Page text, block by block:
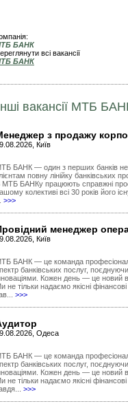
БАНК
всі вакансії
БАНК
вакансії МТБ
з продажу
Київ
БАНК — один з перших банків
повну лінійку банківських
МТБ БАНКу працюють справжні
колективі всі 30 років його
>>>
менеджер
Київ
БАНК — це команда
банківських послуг, поєднуючи
Кожен день — це новий
не тільки надаємо якісні
>>>
Одеса
БАНК — це команда
банківських послуг, поєднуючи
Кожен день — це новий
не тільки надаємо якісні
>>>